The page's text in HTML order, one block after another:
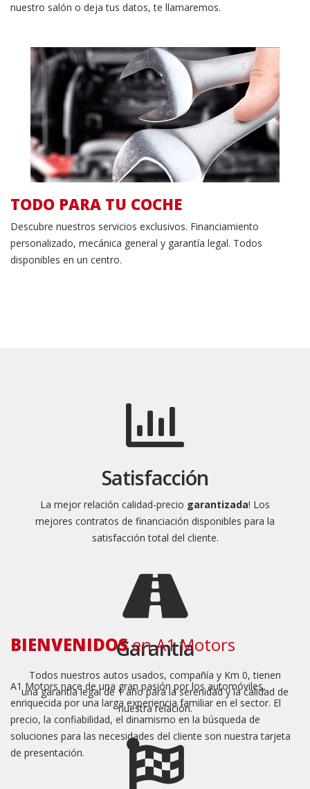
nuestro salón o deja tus datos, te llamaremos.
Nuestros servicios
TODO PARA TU COCHE
Descubre nuestros servicios exclusivos. Financiamiento
personalizado, mecánica general y garantía legal. Todos
disponibles en un centro.
Satisfacción
La mejor relación calidad-precio garantizada! Los
mejores contratos de financiación disponibles para la
satisfacción total del cliente.
Garantía
Todos nuestros autos usados, compañía y Km 0, tienen
una garantía legal de 1 año para la serenidad y la calidad de
nuestra relación.
BIENVENIDOSen A1 Motors
A1 Motors nace de una gran pasión por los automóviles,
enriquecida por una larga experiencia familiar en el sector. El
precio, la confiabilidad, el dinamismo en la búsqueda de
soluciones para las necesidades del cliente son nuestra tarjeta
de presentación.